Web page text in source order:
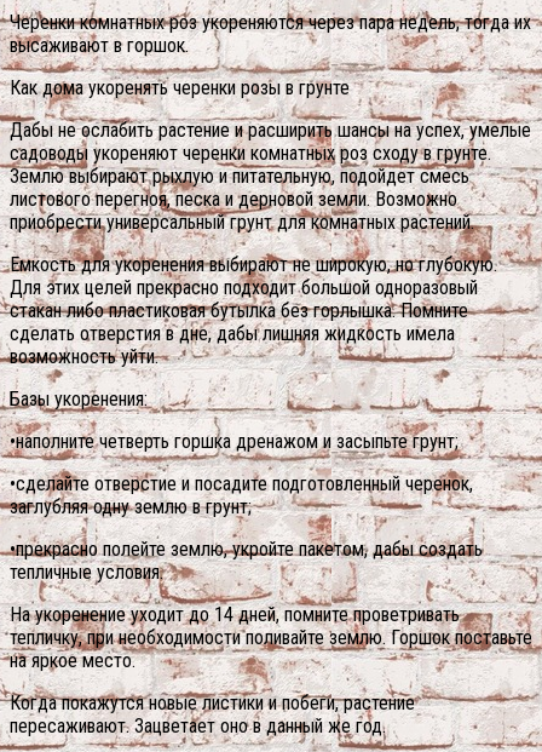
Черенки комнатных роз укореняются через пара недель, тогда их
высаживают в горшок.
Как дома укоренять черенки розы в грунте
Дабы не ослабить растение и расширить шансы на успех, умелые
садоводы укореняют черенки комнатных роз сходу в грунте.
Землю выбирают рыхлую и питательную, подойдет смесь
листового перегноя, песка и дерновой земли. Возможно
приобрести универсальный грунт для комнатных растений.
Емкость для укоренения выбирают не широкую, но глубокую.
Для этих целей прекрасно подходит большой одноразовый
стакан либо пластиковая бутылка без горлышка. Помните
сделать отверстия в дне, дабы лишняя жидкость имела
возможность уйти.
Базы укоренения:
•наполните четверть горшка дренажом и засыпьте грунт;
•сделайте отверстие и посадите подготовленный черенок,
заглубляя одну землю в грунт;
•прекрасно полейте землю, укройте пакетом, дабы создать
тепличные условия.
На укоренение уходит до 14 дней, помните проветривать
тепличку, при необходимости поливайте землю. Горшок поставьте
на яркое место.
Когда покажутся новые листики и побеги, растение
пересаживают. Зацветает оно в данный же год.